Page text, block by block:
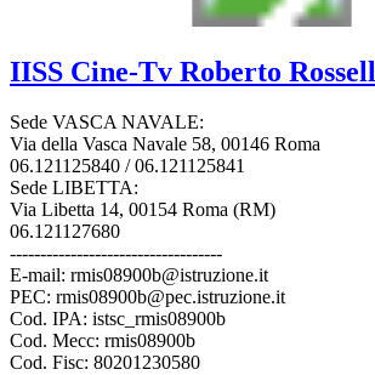
IISS Cine-Tv Roberto
Sede VASCA NAVALE:
Via della Vasca Navale 58, 00146 Roma
06.121125840 / 06.121125841
Sede LIBETTA:
Via Libetta 14, 00154 Roma (RM)
06.121127680
-----------------------------------
E-mail: rmis08900b@istruzione.it
PEC: rmis08900b@pec.istruzione.it
Cod. IPA: istsc_rmis08900b
Cod. Mecc: rmis08900b
Cod. Fisc: 80201230580